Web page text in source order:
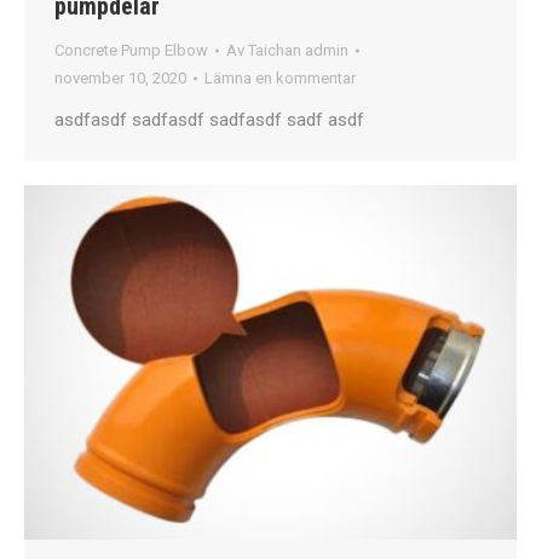
pumpdelar
Concrete Pump Elbow Av Taichan admin
november 10, 2020
Lämna en kommentar
asdfasdf sadfasdf sadfasdf sadf asdf